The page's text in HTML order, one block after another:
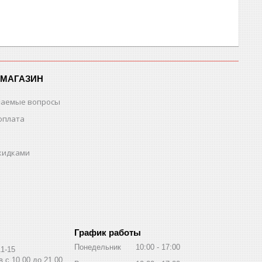
вопросы
15
с 10.00 до 21.00
График работы
Понедельник 10:00
17:00